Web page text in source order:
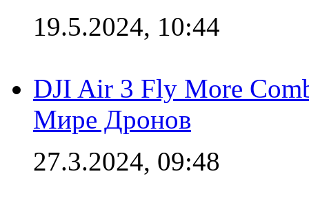
19.5.2024, 10:44
DJI Air 3 Fly More
Мире Дронов
27.3.2024, 09:48